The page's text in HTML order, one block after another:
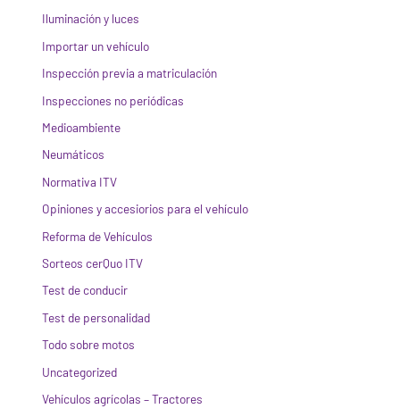
Iluminación y luces
Importar un vehículo
Inspección previa a matriculación
Inspecciones no periódicas
Medioambiente
Neumáticos
Normativa ITV
Opiniones y accesiorios para el vehículo
Reforma de Vehículos
Sorteos cerQuo ITV
Test de conducir
Test de personalidad
Todo sobre motos
Uncategorized
Vehículos agrícolas – Tractores